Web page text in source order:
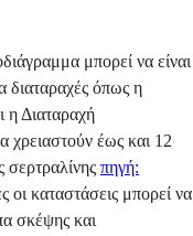
μπορεί να είναι
διαταραχές όπως η
η Διαταραχή
χρειαστούν έως και 12
σερτραλίνης πηγή:
οι καταστάσεις μπορεί να
σκέψης και